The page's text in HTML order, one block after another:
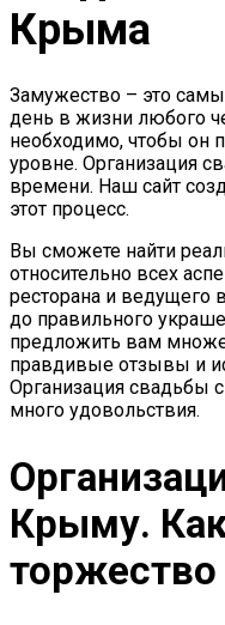
Крыма
Замужество – это
день в жизни любого
необходимо, чтобы
уровне. Организация
времени. Наш сайт
этот процесс.
Вы сможете найти
относительно всех
ресторана и ведущего
до правильного
предложить вам
правдивые отзывы и
Организация свадьбы
много удовольствия.
Крыму.
торжество